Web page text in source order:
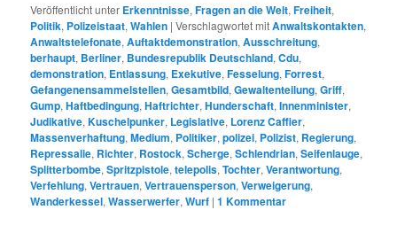
Veröffentlicht unter Erkenntnisse,Fragen an die Welt,Freiheit,
Politik, Polizeistaat,Wahlen |Verschlagwortet mitAnwaltskontakten,
Anwaltstelefonate,Auftaktdemonstration,Ausschreitung,
berhaupt, Berliner, Bundesrepublik Deutschland,Cdu,
demonstration, Entlassung, Exekutive,Fesselung,Forrest,
Gefangenensammelstellen,Gesamtbild,Gewaltenteilung,Griff,
Gump,Haftbedingung,Haftrichter,Hunderschaft,Innenminister,
Judikative,Kuschelpunker, Legislative, Lorenz Caffier,
Massenverhaftung,Medium, Politiker,polizei, Polizist, Regierung,
Repressalie, Richter, Rostock,Scherge,Schlendrian,Seifenlauge,
Splitterbombe,Spritzpistole,telepolis,Tochter,Verantwortung,
Verfehlung,Vertrauen,Vertrauensperson,Verweigerung,
Wanderkessel,Wasserwerfer,Wurf |1 Kommentar